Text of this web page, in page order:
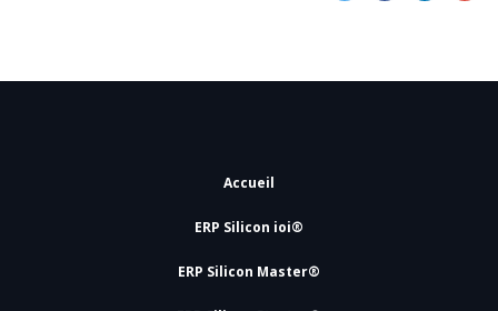
Accueil
ERP Silicon ioi®
ERP Silicon Master®